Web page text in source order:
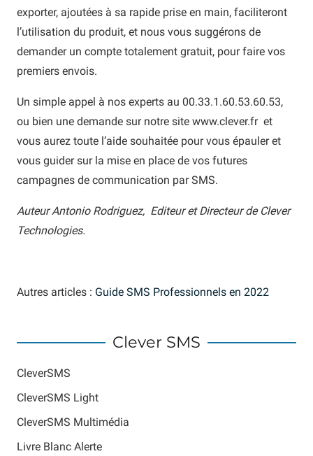
exporter, ajoutées à sa rapide prise en main, faciliteront
l’utilisation du produit, et nous vous suggérons de
demander un compte totalement gratuit, pour faire vos
premiers envois.
Un simple appel à nos experts au 00.33.1.60.53.60.53,
ou bien une demande sur notre site www.clever.fr et
vous aurez toute l’aide souhaitée pour vous épauler et
vous guider sur la mise en place de vos futures
campagnes de communication par SMS.
Auteur Antonio Rodriguez, Editeur et Directeur de Clever
Technologies.
Autres articles : Guide SMS Professionnels en 2022
Clever SMS
CleverSMS
CleverSMS Light
CleverSMS Multimédia
Livre Blanc Alerte